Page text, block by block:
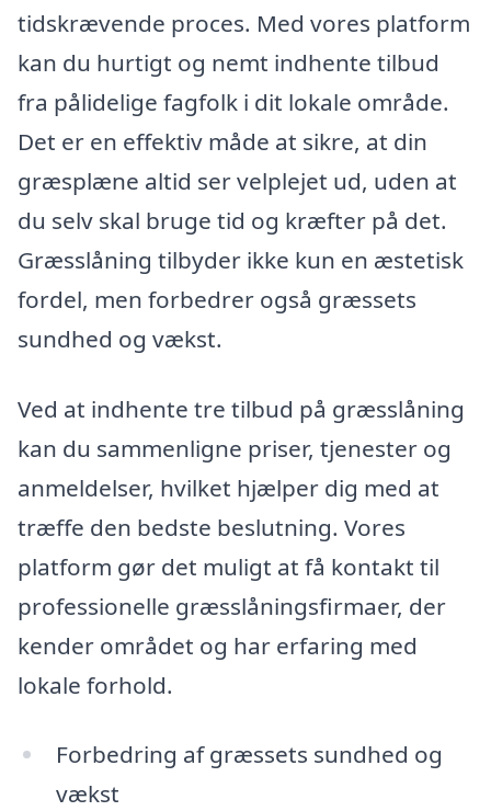
tidskrævende proces. Med vores platform
kan du hurtigt og nemt indhente tilbud
fra pålidelige fagfolk i dit lokale område.
Det er en effektiv måde at sikre, at din
græsplæne altid ser velplejet ud, uden at
du selv skal bruge tid og kræfter på det.
Græsslåning tilbyder ikke kun en æstetisk
fordel, men forbedrer også græssets
sundhed og vækst.
Ved at indhente tre tilbud på græsslåning
kan du sammenligne priser, tjenester og
anmeldelser, hvilket hjælper dig med at
træffe den bedste beslutning. Vores
platform gør det muligt at få kontakt til
professionelle græsslåningsfirmaer, der
kender området og har erfaring med
lokale forhold.
Forbedring af græssets sundhed og
vækst